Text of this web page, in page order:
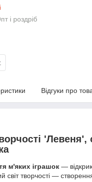
і роздріб
Відгуки про
'Левеня',
м'яких іграшок ―
світ творчості ―